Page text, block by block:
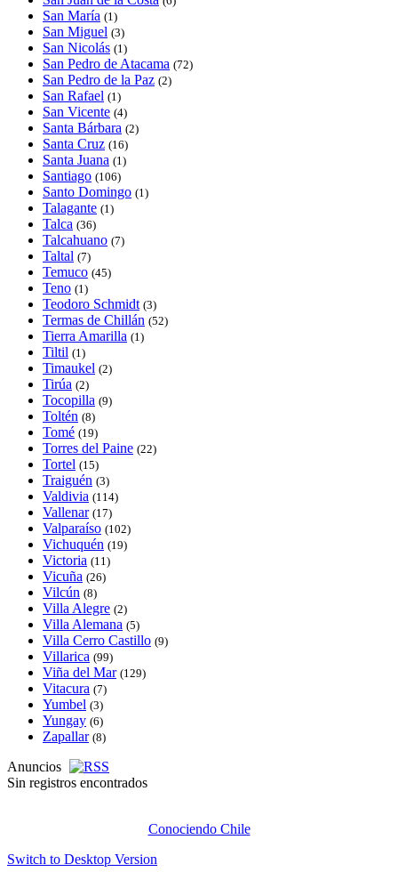
San María (1)
San Miguel (3)
San Nicolás (1)
San Pedro de Atacama (72)
San Pedro de la Paz (2)
San Rafael (1)
San Vicente (4)
Santa Bárbara (2)
Santa Cruz (16)
Santa Juana (1)
Santiago (106)
Santo Domingo (1)
Talagante (1)
Talca (36)
Talcahuano (7)
Taltal (7)
Temuco (45)
Teno (1)
Teodoro Schmidt (3)
Termas de Chillán (52)
Tierra Amarilla (1)
Tiltil (1)
Timaukel (2)
Tirúa (2)
Tocopilla (9)
Toltén (8)
Tomé (19)
Torres del Paine (22)
Tortel (15)
Traiguén (3)
Valdivia (114)
Vallenar (17)
Valparaíso (102)
Vichuquén (19)
Victoria (11)
Vicuña (26)
Vilcún (8)
Villa Alegre (2)
Villa Alemana (5)
Villa Cerro Castillo (9)
Villarica (99)
Viña del Mar (129)
Vitacura (7)
Yumbel (3)
Yungay (6)
Zapallar (8)
Anuncios
Sin registros encontrados
Conociendo Chile
Switch to Desktop Version